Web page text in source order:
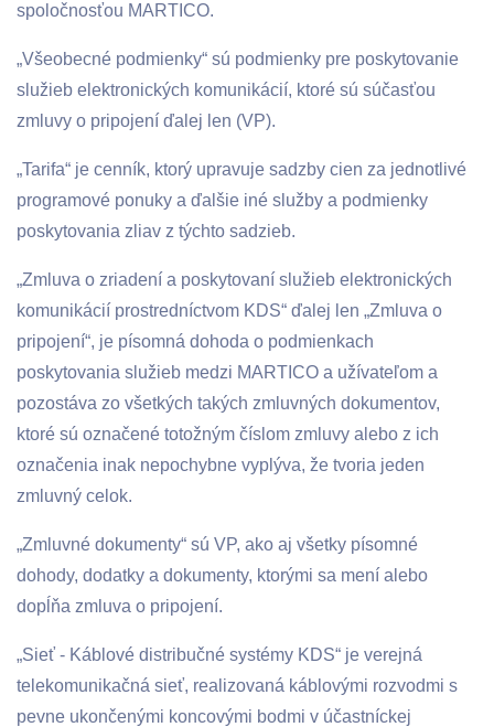
spoločnosťou MARTICO.
„Všeobecné podmienky“ sú podmienky pre poskytovanie
služieb elektronických komunikácií, ktoré sú súčasťou
zmluvy o pripojení ďalej len (VP).
„Tarifa“ je cenník, ktorý upravuje sadzby cien za jednotlivé
programové ponuky a ďalšie iné služby a podmienky
poskytovania zliav z týchto sadzieb.
„Zmluva o zriadení a poskytovaní služieb elektronických
komunikácií prostredníctvom KDS“ ďalej len „Zmluva o
pripojení“, je písomná dohoda o podmienkach
poskytovania služieb medzi MARTICO a užívateľom a
pozostáva zo všetkých takých zmluvných dokumentov,
ktoré sú označené totožným číslom zmluvy alebo z ich
označenia inak nepochybne vyplýva, že tvoria jeden
zmluvný celok.
„Zmluvné dokumenty“ sú VP, ako aj všetky písomné
dohody, dodatky a dokumenty, ktorými sa mení alebo
dopĺňa zmluva o pripojení.
„Sieť - Káblové distribučné systémy KDS“ je verejná
telekomunikačná sieť, realizovaná káblovými rozvodmi s
pevne ukončenými koncovými bodmi v účastníckej